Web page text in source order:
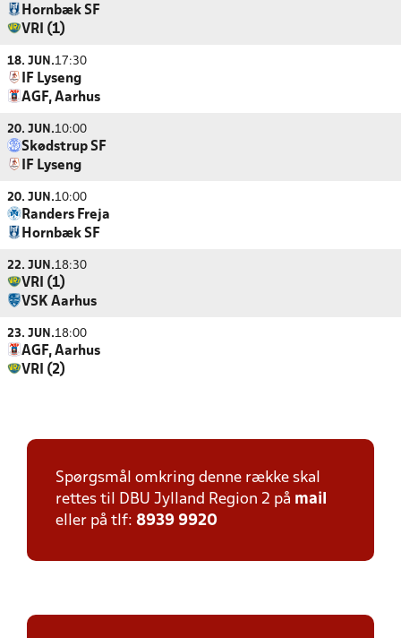
Hornbæk SF
VRI (1)
18. JUN.17:30
IF Lyseng
AGF, Aarhus
20. JUN.10:00
Skødstrup SF
IF Lyseng
20. JUN.10:00
Randers Freja
Hornbæk SF
22. JUN.18:30
VRI (1)
VSK Aarhus
23. JUN.18:00
AGF, Aarhus
VRI (2)
Spørgsmål omkring denne række skal
rettes til DBU Jylland Region 2 på mail
eller på tlf: 8939 9920